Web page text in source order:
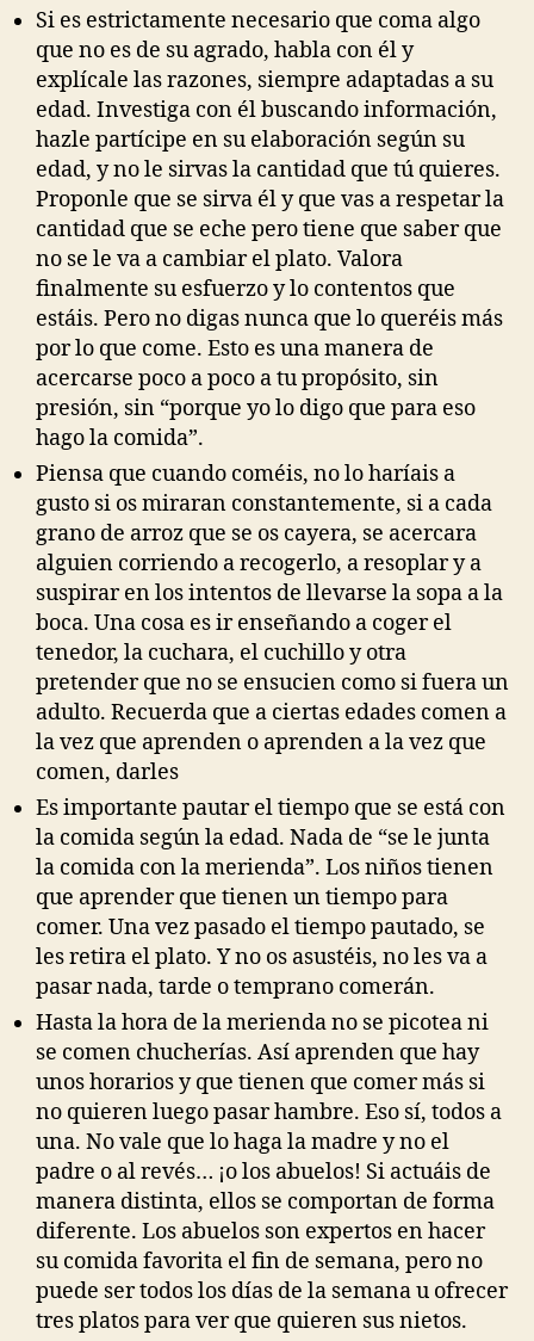
Si es estrictamente necesario que coma algo
que no es de su agrado, habla con él y
explícale las razones, siempre adaptadas a su
edad. Investiga con él buscando información,
hazle partícipe en su elaboración según su
edad, y no le sirvas la cantidad que tú quieres.
Proponle que se sirva él y que vas a respetar la
cantidad que se eche pero tiene que saber que
no se le va a cambiar el plato. Valora
finalmente su esfuerzo y lo contentos que
estáis. Pero no digas nunca que lo queréis más
por lo que come. Esto es una manera de
acercarse poco a poco a tu propósito, sin
presión, sin “porque yo lo digo que para eso
hago la comida”.
Piensa que cuando coméis, no lo haríais a
gusto si os miraran constantemente, si a cada
grano de arroz que se os cayera, se acercara
alguien corriendo a recogerlo, a resoplar y a
suspirar en los intentos de llevarse la sopa a la
boca. Una cosa es ir enseñando a coger el
tenedor, la cuchara, el cuchillo y otra
pretender que no se ensucien como si fuera un
adulto. Recuerda que a ciertas edades comen a
la vez que aprenden o aprenden a la vez que
comen, darles
Es importante pautar el tiempo que se está con
la comida según la edad. Nada de “se le junta
la comida con la merienda”. Los niños tienen
que aprender que tienen un tiempo para
comer. Una vez pasado el tiempo pautado, se
les retira el plato. Y no os asustéis, no les va a
pasar nada, tarde o temprano comerán.
Hasta la hora de la merienda no se picotea ni
se comen chucherías. Así aprenden que hay
unos horarios y que tienen que comer más si
no quieren luego pasar hambre. Eso sí, todos a
una. No vale que lo haga la madre y no el
padre o al revés… ¡o los abuelos! Si actuáis de
manera distinta, ellos se comportan de forma
diferente. Los abuelos son expertos en hacer
su comida favorita el fin de semana, pero no
puede ser todos los días de la semana u ofrecer
tres platos para ver que quieren sus nietos.